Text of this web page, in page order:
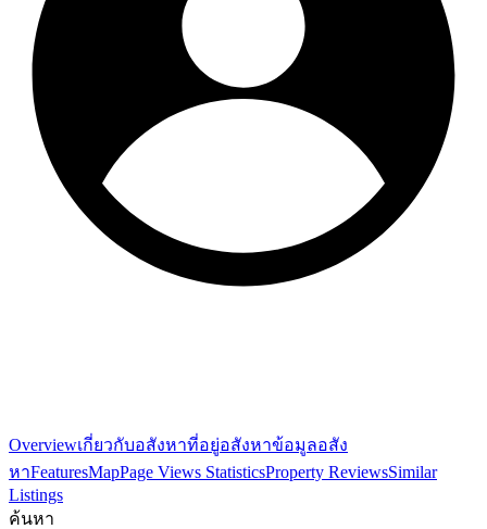
Overviewเกี่ยวกับอสังหาที่อยู่อสังหาข้อมูลอสัง
หาFeaturesMapPage Views StatisticsProperty ReviewsSimilar
Listings
ค้นหา